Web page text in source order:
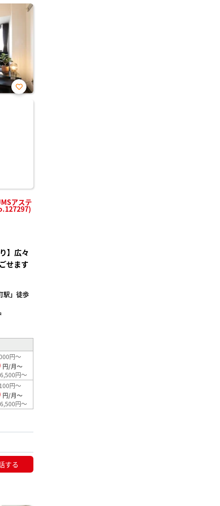
アステ
お気
】広々
せます
駅」徒歩
円～
円/月～
円～
円～
円/月～
円～
する